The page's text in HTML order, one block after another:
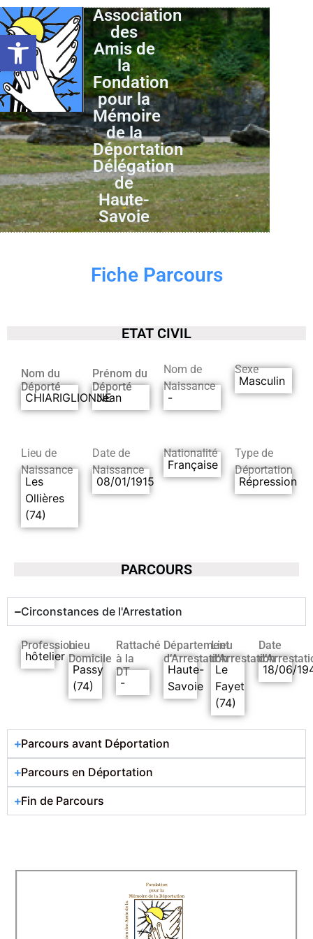
Ouvrir la barre d’outils
Association
des
Amis de
la
Fondation
pour la
Mémoire
de la
Déportation
Délégation
de
Haute-
Savoie
Fiche Parcours
ETAT CIVIL
Nom du
Déporté
CHIARIGLIONNE
Prénom du
Déporté
Jean
Nom de
Naissance
-
Sexe
Masculin
Lieu de
Naissance
Les
Ollières
(74)
Date de
Naissance
08/01/1915
Nationalité
Française
Type de
Déportation
Répression
PARCOURS
Circonstances de l'Arrestation
Profession
hôtelier
Lieu
Domicile
Passy
(74)
Rattaché
à la
DT
-
Département
d’Arrestation
Haute-
Savoie
Lieu
d’Arrestation
Le
Fayet
(74)
Date
18/06/
Parcours avant Déportation
Parcours en Déportation
Fin de Parcours